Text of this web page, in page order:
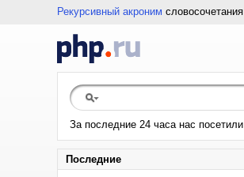
Рекурсивный акроним словосочетания
За последние 24 часа нас посетили
Последние